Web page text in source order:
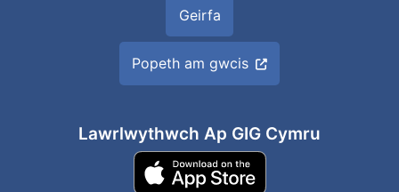
Geirfa
Popeth am gwcis
Lawrlwythwch Ap GIG Cymru